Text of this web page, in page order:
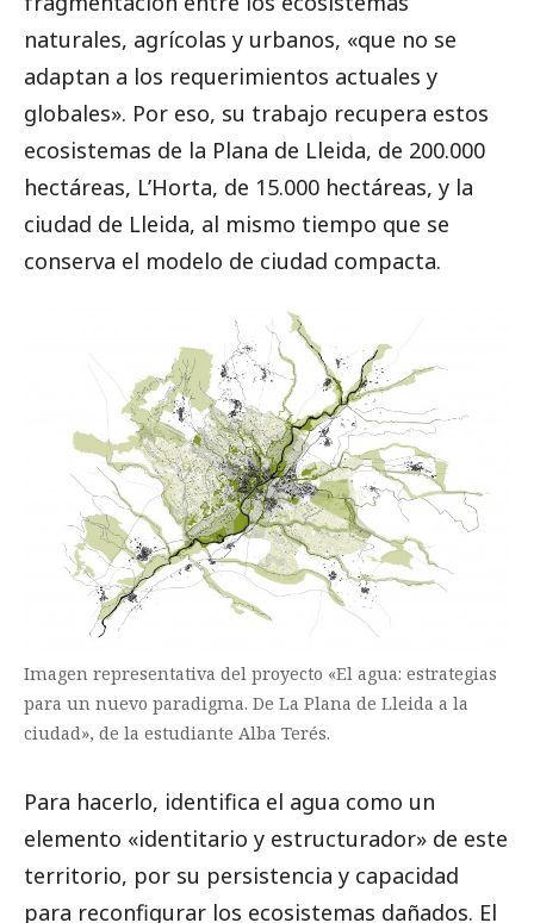
naturales, agrícolas y urbanos, «que no se
adaptan a los requerimientos actuales y
globales». Por eso, su trabajo recupera estos
ecosistemas de la Plana de Lleida, de 200.000
hectáreas, L’Horta, de 15.000 hectáreas, y la
ciudad de Lleida, al mismo tiempo que se
conserva el modelo de ciudad compacta.
Imagen representativa del proyecto «El agua: estrategias
para un nuevo paradigma. De La Plana de Lleida a la
ciudad», de la estudiante Alba Terés.
Para hacerlo, identifica el agua como un
elemento «identitario y estructurador» de este
territorio, por su persistencia y capacidad
para reconfigurar los ecosistemas dañados. El